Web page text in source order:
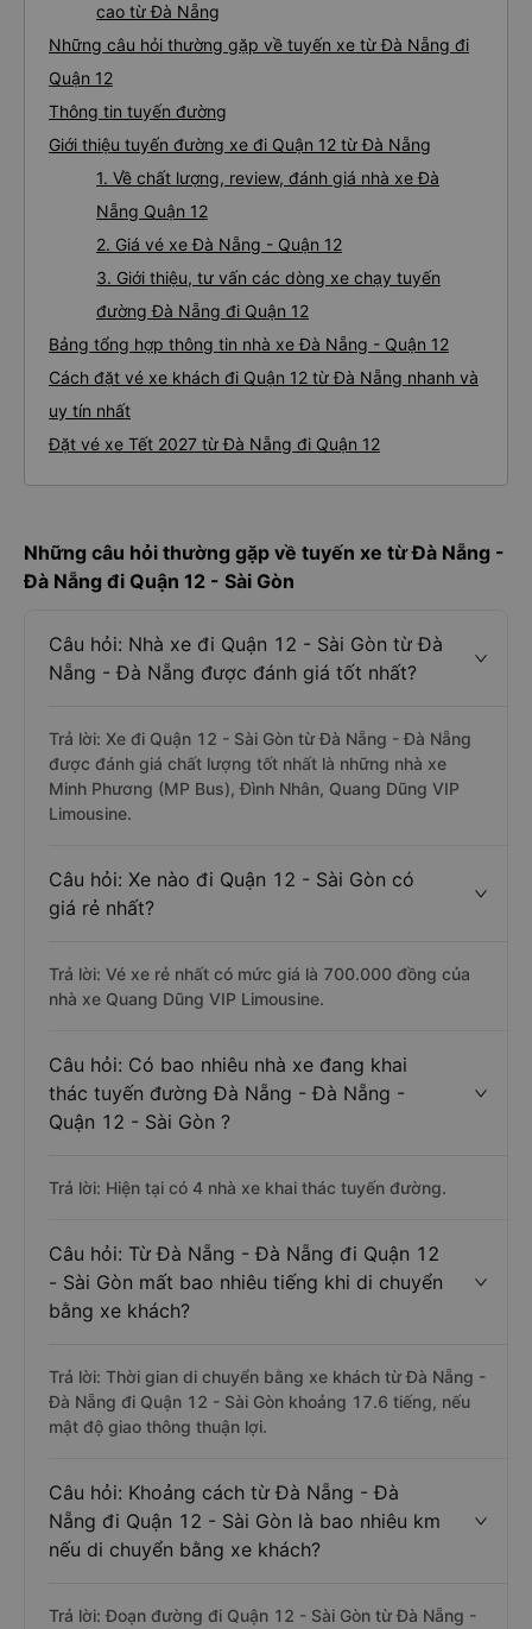
cao từ Đà Nẵng
Những câu hỏi thường gặp về tuyến xe từ Đà Nẵng đi
Quận 12
Thông tin tuyến đường
Giới thiệu tuyến đường xe đi Quận 12 từ Đà Nẵng
1. Về chất lượng, review, đánh giá nhà xe Đà
Nẵng Quận 12
2. Giá vé xe Đà Nẵng - Quận 12
3. Giới thiệu, tư vấn các dòng xe chạy tuyến
đường Đà Nẵng đi Quận 12
Bảng tổng hợp thông tin nhà xe Đà Nẵng - Quận 12
Cách đặt vé xe khách đi Quận 12 từ Đà Nẵng nhanh và
uy tín nhất
Đặt vé xe Tết 2027 từ Đà Nẵng đi Quận 12
Những câu hỏi thường gặp về tuyến xe từ Đà Nẵng -
Đà Nẵng đi Quận 12 - Sài Gòn
Câu hỏi: Nhà xe đi Quận 12 - Sài Gòn từ Đà
Nẵng - Đà Nẵng được đánh giá tốt nhất?
Trả lời: Xe đi Quận 12 - Sài Gòn từ Đà Nẵng - Đà Nẵng
được đánh giá chất lượng tốt nhất là những nhà xe
Minh Phương (MP Bus), Đình Nhân, Quang Dũng VIP
Limousine.
Câu hỏi: Xe nào đi Quận 12 - Sài Gòn có
giá rẻ nhất?
Trả lời: Vé xe rẻ nhất có mức giá là 700.000 đồng của
nhà xe Quang Dũng VIP Limousine.
Câu hỏi: Có bao nhiêu nhà xe đang khai
thác tuyến đường Đà Nẵng - Đà Nẵng -
Quận 12 - Sài Gòn ?
Trả lời: Hiện tại có 4 nhà xe khai thác tuyến đường.
Câu hỏi: Từ Đà Nẵng - Đà Nẵng đi Quận 12
- Sài Gòn mất bao nhiêu tiếng khi di chuyển
bằng xe khách?
Trả lời: Thời gian di chuyển bằng xe khách từ Đà Nẵng -
Đà Nẵng đi Quận 12 - Sài Gòn khoảng 17.6 tiếng, nếu
mật độ giao thông thuận lợi.
Câu hỏi: Khoảng cách từ Đà Nẵng - Đà
Nẵng đi Quận 12 - Sài Gòn là bao nhiêu km
nếu di chuyển bằng xe khách?
Trả lời: Đoạn đường đi Quận 12 - Sài Gòn từ Đà Nẵng -